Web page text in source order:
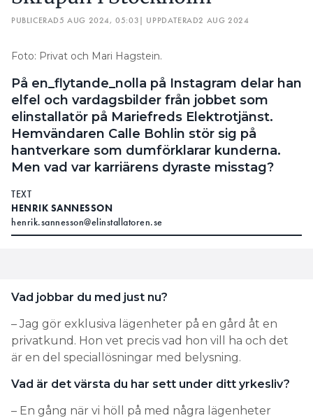
PUBLICERAD5 AUG 2024, 05:03| UPPDATERAD2 AUG 2024
Foto: Privat och Mari Hagstein.
På en_flytande_nolla på Instagram delar han
elfel och vardagsbilder från jobbet som
elinstallatör på Mariefreds Elektrotjänst.
Hemvändaren Calle Bohlin stör sig på
hantverkare som dumförklarar kunderna.
Men vad var karriärens dyraste misstag?
TEXT
HENRIK SANNESSON
henrik.sannesson@elinstallatoren.se
Vad jobbar du med just nu?
– Jag gör exklusiva lägenheter på en gård åt en
privatkund. Hon vet precis vad hon vill ha och det
är en del speciallösningar med belysning.
Vad är det värsta du har sett under ditt yrkesliv?
– En gång när vi höll på med några lägenheter